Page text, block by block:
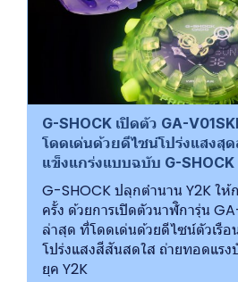
G-SHOCK เปิดตัว GA-
โดดเด่นด้วยดีไซน์โปร่งแสงสุ
แข็งแกร่งแบบฉบับ G-SHOCK
G-SHOCK ปลุกตำนาน Y2K ให้
ครั้ง ด้วยการเปิดตัวนาฬิการุ่น
ล่าสุด ที่โดดเด่นด้วยดีไซน์ตัวเรือ
โปร่งแสงสีสันสดใส ถ่ายทอดแร
ยุค Y2K